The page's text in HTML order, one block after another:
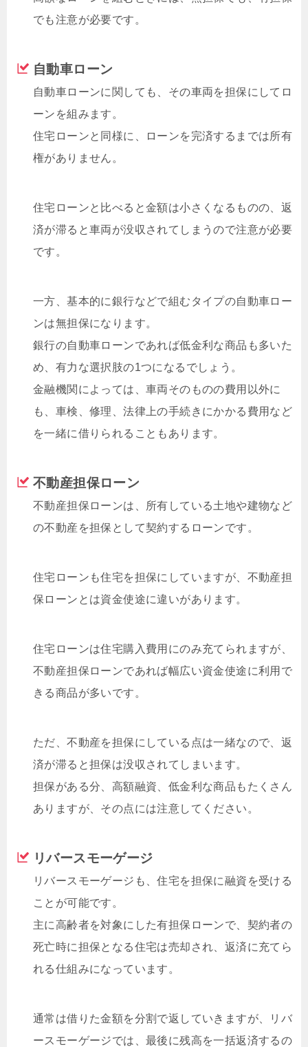
でも注意が必要です。
自動車ローン
自動車ローンに関しても、その車両を担保にしてロ
ーンを組みます。
住宅ローンと同様に、ローンを完済するまでは所有
権がありません。
住宅ローンと比べると金額は小さくなるものの、返
済が滞ると車両が没収されてしまうので注意が必要
です。
一方、基本的に銀行などで組むタイプの自動車ロー
ンは無担保になります。
銀行の自動車ローンであれば低金利な商品も多いた
め、有力な選択肢の1つになるでしょう。
金融機関によっては、車両そのものの費用以外に
も、車検、修理、法律上の手続きにかかる費用など
を一緒に借りられることもあります。
不動産担保ローン
不動産担保ローンは、所有している土地や建物など
の不動産を担保として契約するローンです。
住宅ローンも住宅を担保にしていますが、不動産担
保ローンとは資金使途に違いがあります。
住宅ローンは住宅購入費用にのみ充てられますが、
不動産担保ローンであれば幅広い資金使途に利用で
きる商品が多いです。
ただ、不動産を担保にしている点は一緒なので、返
済が滞ると担保は没収されてしまいます。
担保がある分、高額融資、低金利な商品もたくさん
ありますが、その点には注意してください。
リバースモーゲージ
リバースモーゲージも、住宅を担保に融資を受ける
ことが可能です。
主に高齢者を対象にした有担保ローンで、契約者の
死亡時に担保となる住宅は売却され、返済に充てら
れる仕組みになっています。
通常は借りた金額を分割で返していきますが、リバ
ースモーゲージでは、最後に残高を一括返済するの